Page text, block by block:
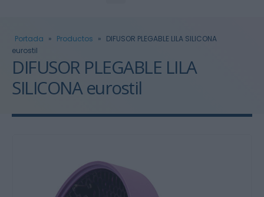
Portada » Productos » DIFUSOR PLEGABLE LILA SILICONA
eurostil
DIFUSOR PLEGABLE LILA
SILICONA eurostil